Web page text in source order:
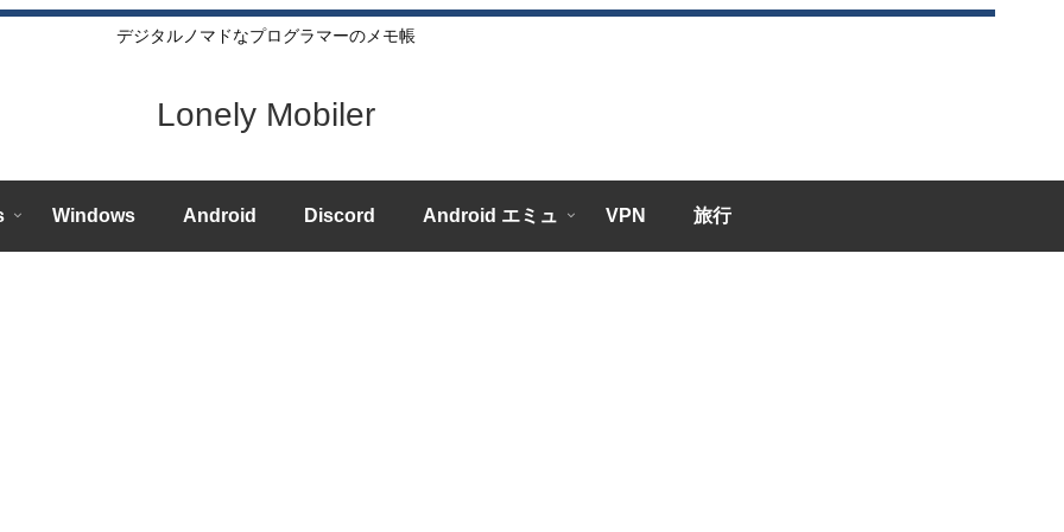
デジタルノマドなプログラマーのメモ帳
Lonely Mobiler
Windows Android Discord Android エミュ VPN 旅行